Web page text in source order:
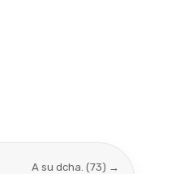
A su dcha. (73) →